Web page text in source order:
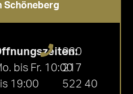
Schöneberg
bis Fr. 10:00
19:00
030
217
522 40